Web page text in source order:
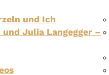
und Ich
Julia Langegger –